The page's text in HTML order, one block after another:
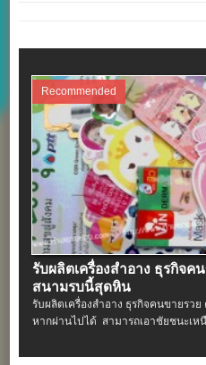
Recommended
รับผลิตเครื่องสําอาง ธุรกิจค
สนามรบนี้สุดหิน
รับผลิตเครื่องสําอาง ธุรกิจคนขายร
หากผ่านไปได้ สามารถเอาชัยชนะเห